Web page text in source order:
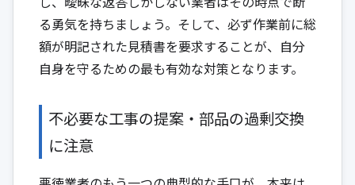
る勇気を持ちましょう。そして、必ず作業前に総
額が明記された見積書を要求することが、自分
自身を守るための最も有効な対策となります。
不必要な工事の提案・部品の過剰交換
に注意